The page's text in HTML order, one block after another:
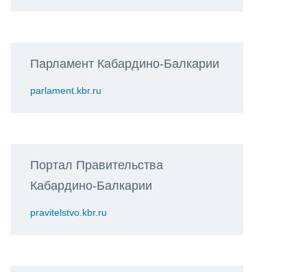
Парламент Кабардино-Балкарии
parlament.kbr.ru
Портал Правительства
Кабардино-Балкарии
pravitelstvo.kbr.ru